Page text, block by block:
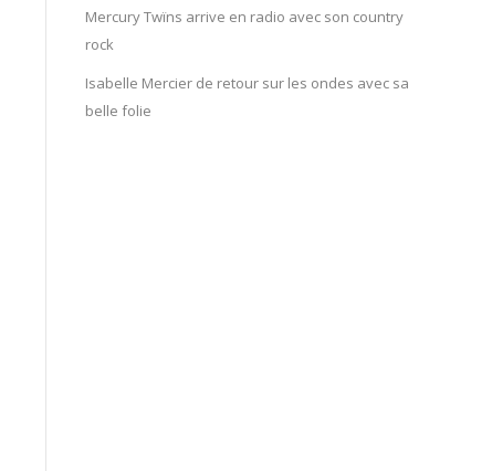
Mercury Twïns arrive en radio avec son country
rock
Isabelle Mercier de retour sur les ondes avec sa
belle folie